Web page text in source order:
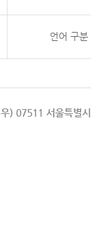
언어 구분
우) 07511 서울특별